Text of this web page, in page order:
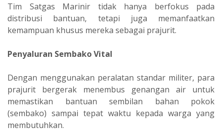
‎Tim Satgas Marinir tidak hanya berfokus pada
distribusi bantuan, tetapi juga memanfaatkan
kemampuan khusus mereka sebagai prajurit.
Penyaluran Sembako Vital
‎Dengan menggunakan peralatan standar militer, para
prajurit bergerak menembus genangan air untuk
memastikan bantuan sembilan bahan pokok
(sembako) sampai tepat waktu kepada warga yang
membutuhkan.